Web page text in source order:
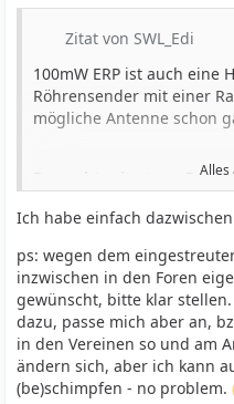
Zitat von SWL_Edi
100mW ERP ist auch eine
Röhrensender mit einer
mögliche Antenne schon
Das geht mit etwas
eingespeist (nach dem
100mW davon raus
Sie haben recht, bei der
Möglichkeit.
Mit Afu hat das
Aussendungen auf MW/
denn mit höherer
Alles
Ich habe einfach
ps: wegen dem
inzwischen in den Foren
gewünscht, bitte klar
dazu, passe mich aber an,
in den Vereinen so und am
ändern sich, aber ich kann
(be)schimpfen - no problem.